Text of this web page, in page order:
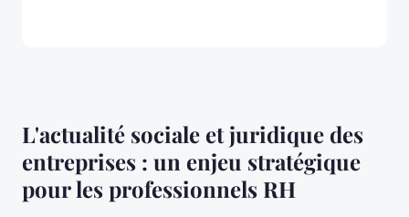
L'actualité sociale et juridique des
entreprises : un enjeu stratégique
pour les professionnels RH